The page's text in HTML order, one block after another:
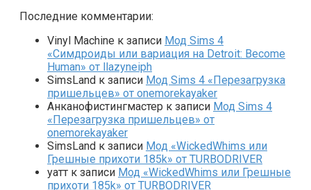
Последние комментарии:
Vinyl Machine к записи Мод Sims 4
«Симдроиды или вариация на Detroit: Become
Human» от llazyneiph
SimsLand к записи Мод Sims 4 «Перезагрузка
пришельцев» от onemorekayaker
Анканофистингмастер к записи Мод Sims 4
«Перезагрузка пришельцев» от
onemorekayaker
SimsLand к записи Мод «WickedWhims или
Грешные прихоти 185k» от TURBODRIVER
yaтт к записи Мод «WickedWhims или Грешные
прихоти 185k» от TURBODRIVER